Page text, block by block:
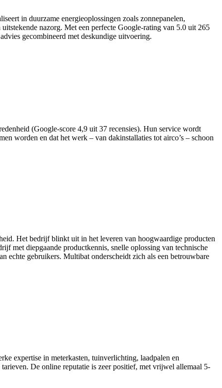
in duurzame energieoplossingen zoals zonnepanelen,
nazorg. Met een perfecte Google-rating van 5.0 uit 265
gecombineerd met deskundige uitvoering.
(Google-score 4,9 uit 37 recensies). Hun service wordt
worden en dat het werk – van dakinstallaties tot airco’s – schoon
Het bedrijf blinkt uit in het leveren van hoogwaardige producten
met diepgaande productkennis, snelle oplossing van technische
echte gebruikers. Multibat onderscheidt zich als een betrouwbare
expertise in meterkasten, tuinverlichting, laadpalen en
De online reputatie is zeer positief, met vrijwel allemaal 5-